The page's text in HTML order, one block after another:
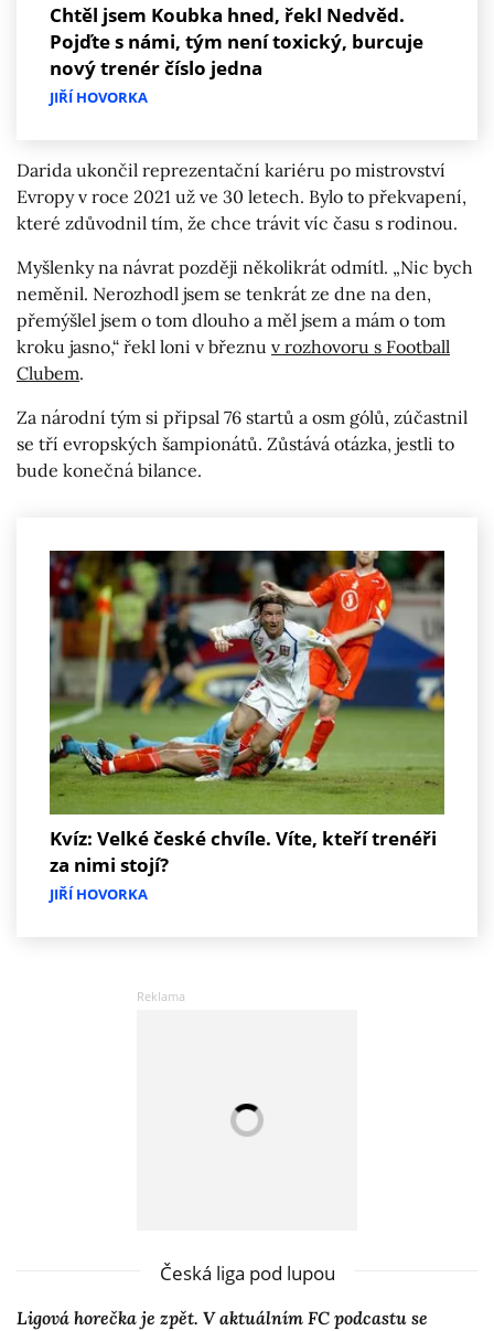
Chtěl jsem Koubka hned, řekl Nedvěd.
Pojďte s námi, tým není toxický, burcuje
nový trenér číslo jedna
JIŘÍ HOVORKA
Darida ukončil reprezentační kariéru po mistrovství
Evropy v roce 2021 už ve 30 letech. Bylo to překvapení,
které zdůvodnil tím, že chce trávit víc času s rodinou.
Myšlenky na návrat později několikrát odmítl. „Nic bych
neměnil. Nerozhodl jsem se tenkrát ze dne na den,
přemýšlel jsem o tom dlouho a měl jsem a mám o tom
kroku jasno,“ řekl loni v březnu v rozhovoru s Football
Clubem.
Za národní tým si připsal 76 startů a osm gólů, zúčastnil
se tří evropských šampionátů. Zůstává otázka, jestli to
bude konečná bilance.
Kvíz: Velké české chvíle. Víte, kteří trenéři
za nimi stojí?
JIŘÍ HOVORKA
Česká liga pod lupou
Ligová horečka je zpět. V aktuálním FC podcastu se